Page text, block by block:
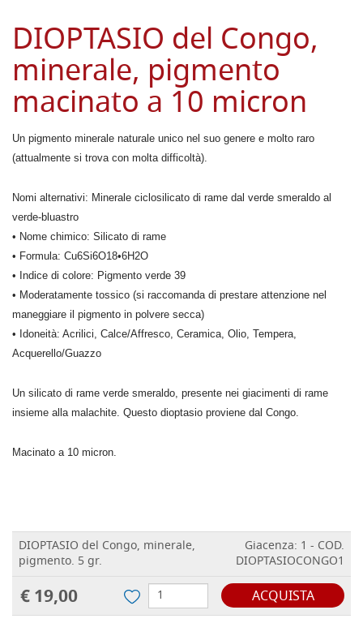
DIOPTASIO del Congo,
minerale, pigmento
macinato a 10 micron
Un pigmento minerale naturale unico nel suo genere e molto raro
(attualmente si trova con molta difficoltà).
Nomi alternativi: Minerale ciclosilicato di rame dal verde smeraldo al
verde-bluastro
• Nome chimico: Silicato di rame
• Formula: Cu6Si6O18•6H2O
• Indice di colore: Pigmento verde 39
• Moderatamente tossico (si raccomanda di prestare attenzione nel
maneggiare il pigmento in polvere secca)
• Idoneità: Acrilici, Calce/Affresco, Ceramica, Olio, Tempera,
Acquerello/Guazzo
Un silicato di rame verde smeraldo, presente nei giacimenti di rame
insieme alla malachite. Questo dioptasio proviene dal Congo.
Macinato a 10 micron.
DIOPTASIO del Congo, minerale,
pigmento. 5 gr.
Giacenza: 1 - COD.
DIOPTASIOCONGO1
€ 19,00 ACQUISTA